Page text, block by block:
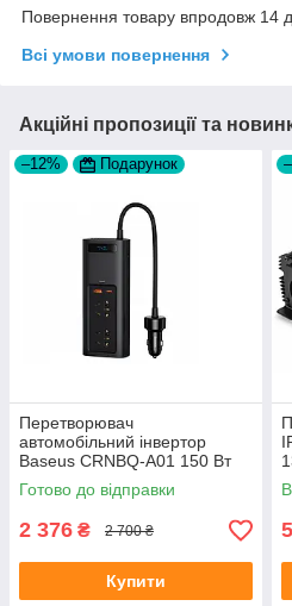
Повернення товару впродовж 14
Всі умови повернення
Акційні пропозиції та
–12% Подарунок
Перетворювач
автомобільний інвертор
Baseus CRNBQ-A01 150 Вт
220 В чорний
Готово до відправки
2 376 ₴ 2 700 ₴
Купити